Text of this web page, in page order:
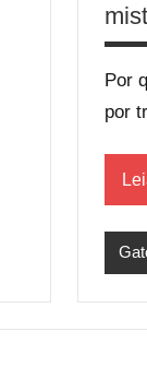
Por
por